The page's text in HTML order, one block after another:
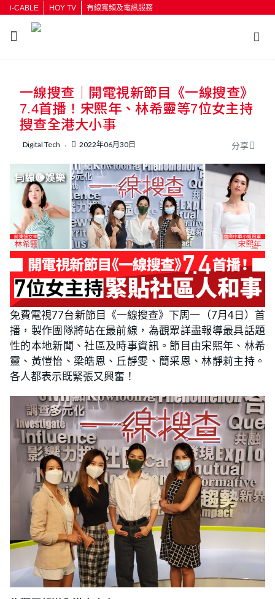
i-CABLE HOY TV 有線寬頻及電訊服務
按輸入鍵開始搜尋
一線搜查｜開電視新節目《一線搜查》
7.4首播！宋熙年、林希靈等7位女主持
搜查全港大小事
Digital Tech 2022年06月30日 分享
免費電視77台新節目《一線搜查》下周一（7月4日）首
播，製作團隊將站在最前線，為觀眾詳盡報導最具話題
性的本地新聞、社區及時事資訊。節目由宋熙年、林希
靈、黃愷怡、梁皓恩、丘靜雯、簡采恩、林靜莉主持。
各人都表示既緊張又興奮！